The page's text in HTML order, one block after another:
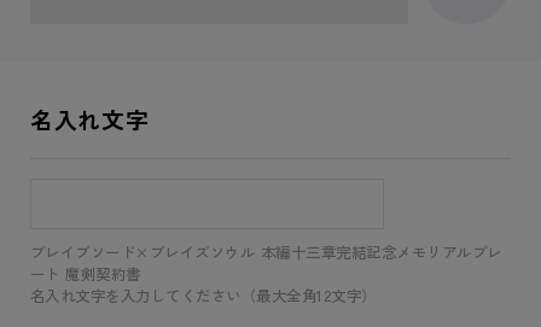
名入れ文字
ブレイブソード×ブレイズソウル 本編十三章完結記念メモリアルプレ
ート 魔剣契約書
名入れ文字を入力してください（最大全角12文字）